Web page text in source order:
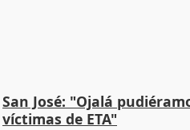
San José: "Ojalá
víctimas de ETA"